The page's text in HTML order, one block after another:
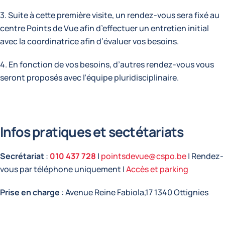
3. Suite à cette première visite, un rendez-vous sera fixé au
centre Points de Vue afin d’effectuer un entretien initial
avec la coordinatrice afin d’évaluer vos besoins.
4. En fonction de vos besoins, d’autres rendez-vous vous
seront proposés avec l’équipe pluridisciplinaire.
Infos pratiques et sectétariats
Secrétariat: 010 437 728 | pointsdevue@cspo.be| Rendez-
vous par téléphone uniquement |Accès et parking
Prise en charge : Avenue Reine Fabiola,17 1340 Ottignies